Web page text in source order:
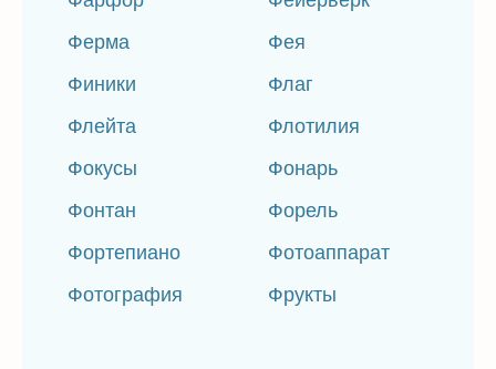
Ферма
Фея
Финики
Флаг
Флейта
Флотилия
Фокусы
Фонарь
Фонтан
Форель
Фортепиано
Фотоаппарат
Фотография
Фрукты